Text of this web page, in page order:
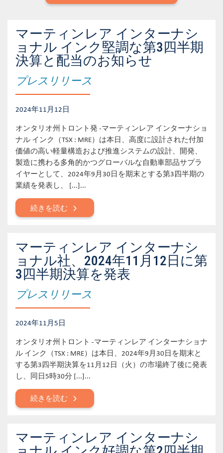
マーティンレア インターナシ
ョナル インク堅調な第3四半期
決算と配当のお知らせ
プレスリリース
2024年11月12日
オンタリオ州トロント発 -マーティンレア インターナショ
ナル インク（TSX : MRE）は本日、高度に設計された付加
価値の高い軽量構造および推進システムの設計、開発、
製造に携わる多角的かつグローバルな自動車部品サプラ
イヤーとして、2024年9月30日を期末とする第3四半期の
業績を発表し、 [...]...
続きを読む
マーティンレア インターナシ
ョナル社、2024年11月12日に第
3四半期決算を発表
プレスリリース
2024年11月5日
オンタリオ州トロント -マーティンレア インターナショナ
ル インク（TSX : MRE）は本日、2024年9月30日を期末と
する第3四半期決算を11月12日（火）の市場終了後に発表
し、同日5時30分 [...]...
続きを読む
マーティンレア インターナシ